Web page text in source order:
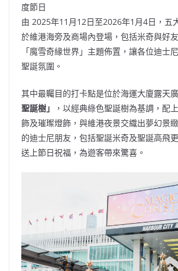
度節日
由 2025年11月12日至2026年1月4日，五
於維港海旁及商場內登場，包括米奇與好
「魔雪奇緣世界」主題佈置，讓各位迪士
聖誕氛圍。
其中最矚目的打卡點是位於海運大廈露天
聖誕樹」
，以經典綠色聖誕樹為基調，配
飾及璀璨燈飾，與維港夜景交織出夢幻景
的迪士尼朋友，包括聖誕米奇及聖誕高飛
送上節日祝福，為遊客帶來驚喜。